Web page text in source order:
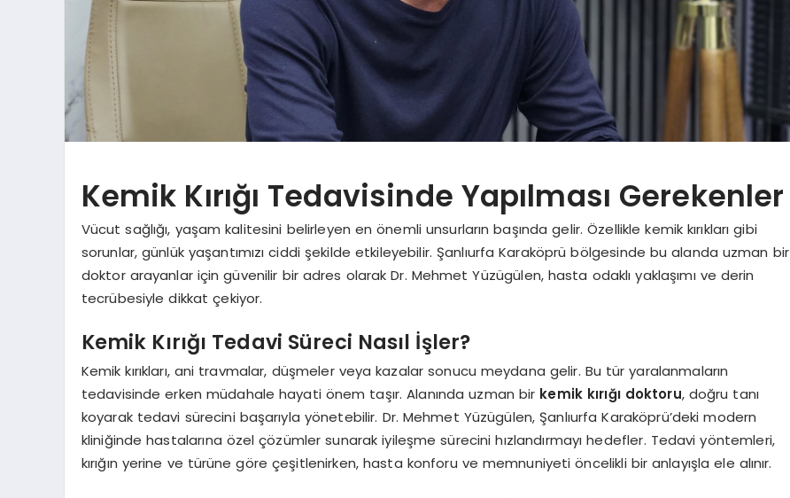
Kemik Kırığı Tedavisinde Yapılması Gerekenler
Vücut sağlığı, yaşam kalitesini belirleyen en önemli unsurların başında gelir. Özellikle kemik kırıkları gibi
sorunlar, günlük yaşantımızı ciddi şekilde etkileyebilir. Şanlıurfa Karaköprü bölgesinde bu alanda uzman bir
doktor arayanlar için güvenilir bir adres olarak Dr. Mehmet Yüzügülen, hasta odaklı yaklaşımı ve derin
tecrübesiyle dikkat çekiyor.
Kemik Kırığı Tedavi Süreci Nasıl İşler?
Kemik kırıkları, ani travmalar, düşmeler veya kazalar sonucu meydana gelir. Bu tür yaralanmaların
tedavisinde erken müdahale hayati önem taşır. Alanında uzman bir kemik kırığı doktoru, doğru tanı
koyarak tedavi sürecini başarıyla yönetebilir. Dr. Mehmet Yüzügülen, Şanlıurfa Karaköprü’deki modern
kliniğinde hastalarına özel çözümler sunarak iyileşme sürecini hızlandırmayı hedefler. Tedavi yöntemleri,
kırığın yerine ve türüne göre çeşitlenirken, hasta konforu ve memnuniyeti öncelikli bir anlayışla ele alınır.